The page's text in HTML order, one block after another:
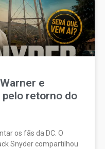
e
retorno do
os fãs da DC. O
Snyder compartilhou